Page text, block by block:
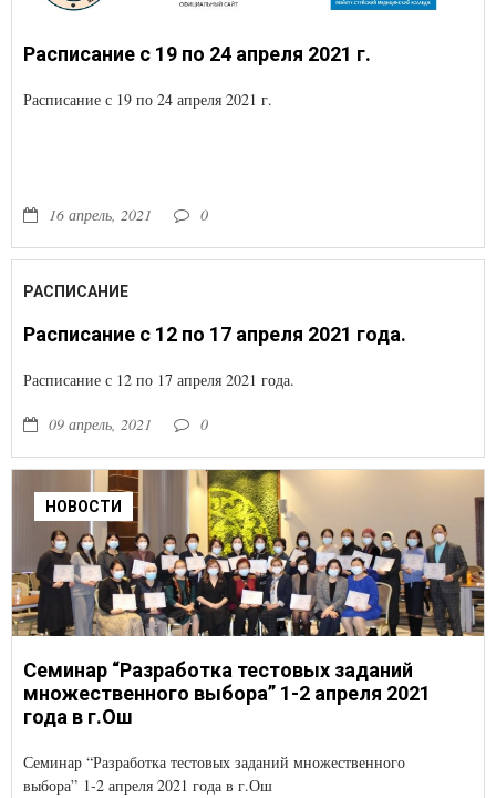
Расписание с 19 по 24 апреля 2021 г.
Расписание с 19 по 24 апреля 2021 г.
16 апрель, 2021 0
РАСПИСАНИЕ
Расписание с 12 по 17 апреля 2021 года.
Расписание с 12 по 17 апреля 2021 года.
09 апрель, 2021 0
НОВОСТИ
Семинар “Разработка тестовых заданий
множественного выбора” 1-2 апреля 2021
года в г.Ош
Семинар “Разработка тестовых заданий множественного
выбора” 1-2 апреля 2021 года в г.Ош